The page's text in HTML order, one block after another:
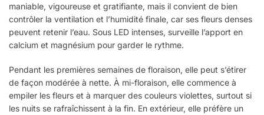
maniable, vigoureuse et gratifiante, mais il convient de bien
contrôler la ventilation et l’humidité finale, car ses fleurs denses
peuvent retenir l’eau. Sous LED intenses, surveille l’apport en
calcium et magnésium pour garder le rythme.
Pendant les premières semaines de floraison, elle peut s’étirer
de façon modérée à nette. À mi-floraison, elle commence à
empiler les fleurs et à marquer des couleurs violettes, surtout si
les nuits se rafraîchissent à la fin. En extérieur, elle préfère un